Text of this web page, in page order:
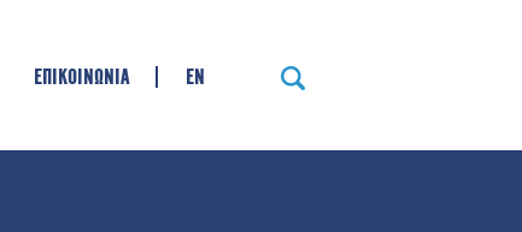
ΕΠΙΚΟΙΝΩΝΙΑ EN